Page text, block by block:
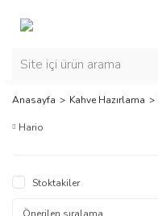
Anasayfa Kahve Hazırlama
Hario
Stoktakiler